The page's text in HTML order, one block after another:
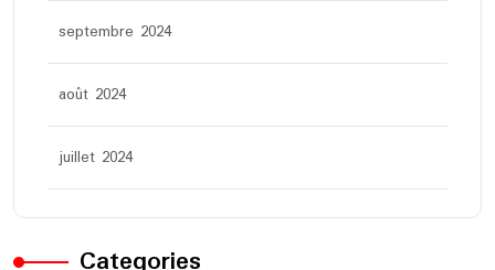
septembre 2024
août 2024
juillet 2024
Categories